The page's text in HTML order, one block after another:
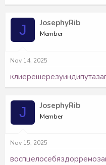
J JosephyRib
Member
Nov 14, 2025
клиерешерезуиндипута
J JosephyRib
Member
Nov 15, 2025
воспцелосебяздорремо